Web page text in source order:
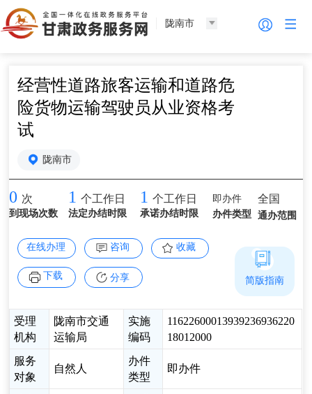
陇南市
经营性道路旅客运输和道路危
险货物运输驾驶员从业资格考
试
陇南市
0 次
到现场次数
1 个工作日
法定办结时限
1 个工作日
承诺办结时限
即办件
办件类型
全国
通办范围
在线办理 咨询 收藏
下载 分享
受理
机构
陇南市交通
运输局
实施
编码
11622600013939236936220
18012000
服务
对象
自然人
办件
类型
即办件
简版指南